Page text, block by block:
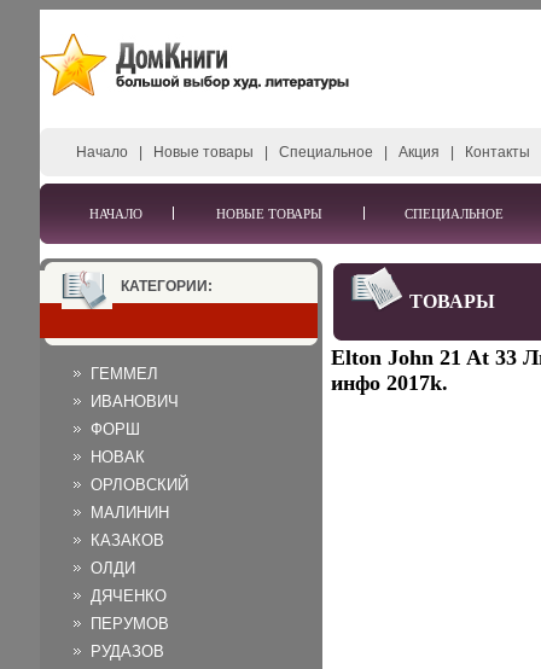
Начало Новые товары Специальное Акция Контакты
НАЧАЛО НОВЫЕ ТОВАРЫ СПЕЦИАЛЬНОЕ
КАТЕГОРИИ:
ГЕММЕЛ
ИВАНОВИЧ
ФОРШ
НОВАК
ОРЛОВСКИЙ
МАЛИНИН
КАЗАКОВ
ОЛДИ
ДЯЧЕНКО
ПЕРУМОВ
РУДАЗОВ
ТОВАРЫ
Elton John 21 At 33
инфо 2017k.